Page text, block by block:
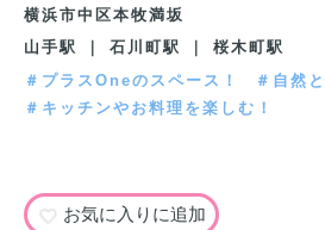
横浜市中区本牧満坂
山手駅 ｜ 石川町駅 ｜ 桜木町駅
＃プラスOneのスペース！
＃自然
＃キッチンやお料理を楽しむ！
お気に入りに追加